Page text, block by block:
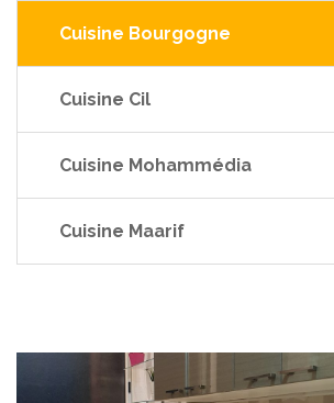
Cuisine Bourgogne
Cuisine Cil
Cuisine Mohammédia
Cuisine Maarif